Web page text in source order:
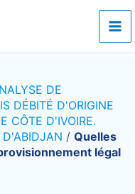
DE
DÉBITÉ D'ORIGINE
CÔTE D'IVOIRE.
/ Quelles
légal